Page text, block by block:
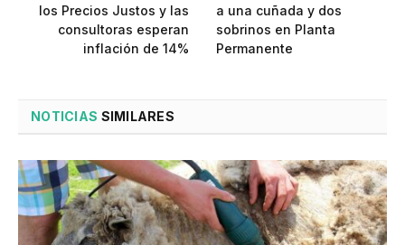
los Precios Justos y las
consultoras esperan
inflación de 14%
a una cuñada y dos
sobrinos en Planta
Permanente
NOTICIAS SIMILARES